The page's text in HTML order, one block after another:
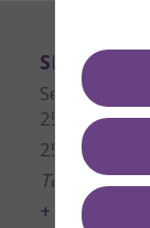
SMCI
Service
25 rue
25000
Tél.
03 81
+ d'infos